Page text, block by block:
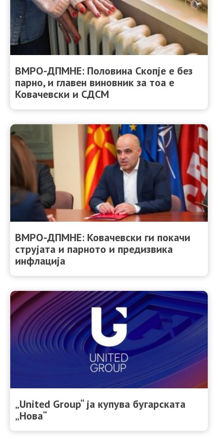
ВМРО-ДПМНЕ: Половина Скопје е без
парно, и главен виновник за тоа е
Ковачевски и СДСМ
ВМРО-ДПМНЕ: Ковачевски ги покачи
струјата и парното и предизвика
инфлација
„United Grоup“ ја купува бугарската
„Нова“